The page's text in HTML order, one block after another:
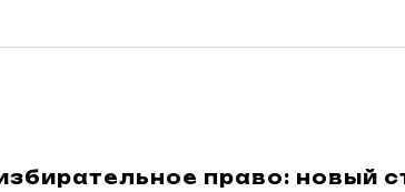
право: новый